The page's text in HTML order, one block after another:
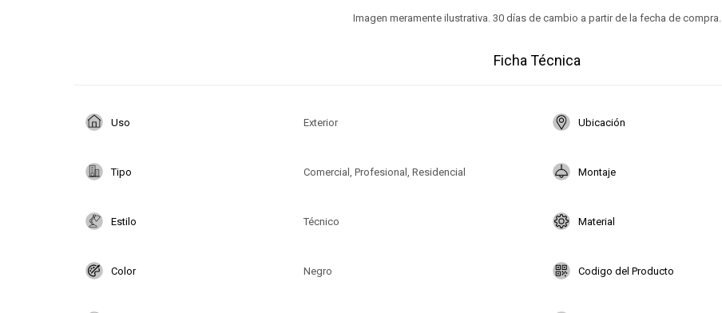
Imagen meramente ilustrativa. 30 días de cambio a partir de la fecha de compra.
Ficha Técnica
Uso Exterior Ubicación
Tipo Comercial, Profesional, Residencial Montaje
Estilo Técnico Material
Color Negro Codigo del Producto